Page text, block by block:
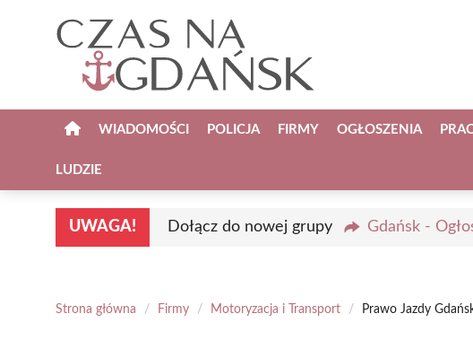
WIADOMOŚCI POLICJA FIRMY OGŁOSZENIA
LUDZIE
UWAGA! Dołącz do nowej grupy Gdańsk -
Strona główna / Firmy / Motoryzacja i Transport / Prawo Jazdy